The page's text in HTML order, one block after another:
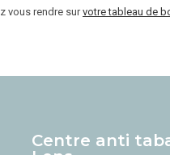
vous rendre survotre tableau de
Centre anti